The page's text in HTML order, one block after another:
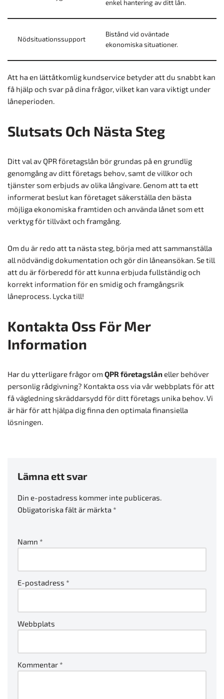
enkel hantering av ditt lån.
Nödsituationssupport
Bistånd vid oväntade
ekonomiska situationer.
Att ha en lättåtkomlig kundservice betyder att du snabbt kan
få hjälp och svar på dina frågor, vilket kan vara viktigt under
låneperioden.
Slutsats Och Nästa Steg
Ditt val av QPR företagslån bör grundas på en grundlig
genomgång av ditt företags behov, samt de villkor och
tjänster som erbjuds av olika långivare. Genom att ta ett
informerat beslut kan företaget säkerställa den bästa
möjliga ekonomiska framtiden och använda lånet som ett
verktyg för tillväxt och framgång.
Om du är redo att ta nästa steg, börja med att sammanställa
all nödvändig dokumentation och gör din låneansökan. Se till
att du är förberedd för att kunna erbjuda fullständig och
korrekt information för en smidig och framgångsrik
låneprocess. Lycka till!
Kontakta Oss För Mer
Information
Har du ytterligare frågor om QPR företagslåneller behöver
personlig rådgivning? Kontakta oss via vår webbplats för att
få vägledning skräddarsydd för ditt företags unika behov. Vi
är här för att hjälpa dig finna den optimala finansiella
lösningen.
Lämna ett svar
Din e-postadress kommer inte publiceras.
Obligatoriska fält är märkta *
Namn *
E-postadress *
Webbplats
Kommentar *